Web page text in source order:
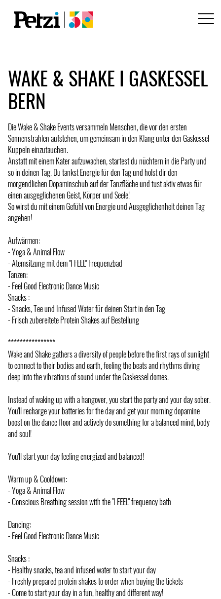
WAKE & SHAKE I GASKESSEL
BERN
Die Wake & Shake Events versammeln Menschen, die vor den ersten
Sonnenstrahlen aufstehen, um gemeinsam in den Klang unter den Gaskessel
Kuppeln einzutauchen.
Anstatt mit einem Kater aufzuwachen, startest du nüchtern in die Party und
so in deinen Tag. Du tankst Energie für den Tag und holst dir den
morgendlichen Dopaminschub auf der Tanzfläche und tust aktiv etwas für
einen ausgeglichenen Geist, Körper und Seele!
So wirst du mit einem Gefühl von Energie und Ausgeglichenheit deinen Tag
angehen!
Aufwärmen:
- Yoga & Animal Flow
- Atemsitzung mit dem "I FEEL" Frequenzbad
Tanzen:
- Feel Good Electronic Dance Music
Snacks :
- Snacks, Tee und Infused Water für deinen Start in den Tag
- Frisch zubereitete Protein Shakes auf Bestellung
****************
Wake and Shake gathers a diversity of people before the first rays of sunlight
to connect to their bodies and earth, feeling the beats and rhythms diving
deep into the vibrations of sound under the Gaskessel domes.
Instead of waking up with a hangover, you start the party and your day sober.
You'll recharge your batteries for the day and get your morning dopamine
boost on the dance floor and actively do something for a balanced mind, body
and soul!
You'll start your day feeling energized and balanced!
Warm up & Cooldown:
- Yoga & Animal Flow
- Conscious Breathing session with the "I FEEL" frequency bath
Dancing:
- Feel Good Electronic Dance Music
Snacks :
- Healthy snacks, tea and infused water to start your day
- Freshly prepared protein shakes to order when buying the tickets
- Come to start your day in a fun, healthy and different way!